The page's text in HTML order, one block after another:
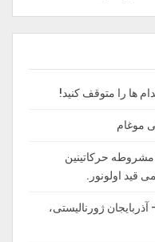
ها را‌ متوقف‌ کنید!
موغام
مشروطه حرکاتینین
قید اولونور.
غنی‌زاده (1878-1934) — آذربایجان ژورنالیستی،